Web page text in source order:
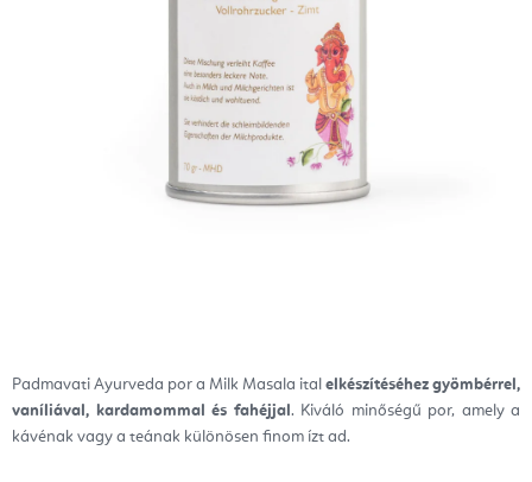
Padmavati Ayurveda por a Milk Masala ital elkészítéséhez gyömbérrel,
vaníliával, kardamommal és fahéjjal . Kiváló minőségű por, amely a
kávénak vagy a teának különösen finom ízt ad.